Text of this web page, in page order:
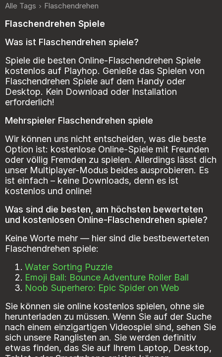
Alle Tags Flaschendrehen
Flaschendrehen Spiele
Was ist Flaschendrehen spiele?
Spiele die besten Online-Flaschendrehen Spiele
kostenlos auf Playhop. Genieße das Spielen von
Flaschendrehen Spiele auf dem Handy oder
Desktop. Kein Download oder Installation
erforderlich!
Mehrspieler Flaschendrehen spiele
Wir können uns nicht entscheiden, was die beste
Option ist: kostenlose Online-Spiele mit Freunden
oder völlig Fremden zu spielen. Allerdings lässt dich
unser Multiplayer-Modus beides ausprobieren. Es
ist einfach – keine Downloads, denn es ist
kostenlos und online!
Was sind die besten, am höchsten bewerteten
und kostenlosen Online-Flaschendrehen spiele?
Keine Worte mehr — hier sind die bestbewerteten
Flaschendrehen spiele:
Water Sorting Puzzle
Emoji Ball: Bounce Adventure Roller Ball
Noob Superhero: Epic Spider on Web
Sie können sie online kostenlos spielen, ohne sie
herunterladen zu müssen. Wenn Sie auf der Suche
nach einem einzigartigen Videospiel sind, sehen Sie
sich unsere Ranglisten an. Sie werden definitiv
etwas finden, das Sie auf Ihrem Laptop, Desktop,